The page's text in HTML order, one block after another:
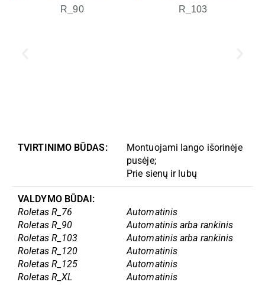
TVIRTINIMO BŪDAS:
Montuojami lango išorinėje
pusėje;
Prie sienų ir lubų
VALDYMO BŪDAI:
Roletas R_76
Roletas R_90
Roletas R_103
Roletas R_120
Roletas R_125
Roletas R_XL
Automatinis
Automatinis arba rankinis
Automatinis arba rankinis
Automatinis
Automatinis
Automatinis
R_90 R_103